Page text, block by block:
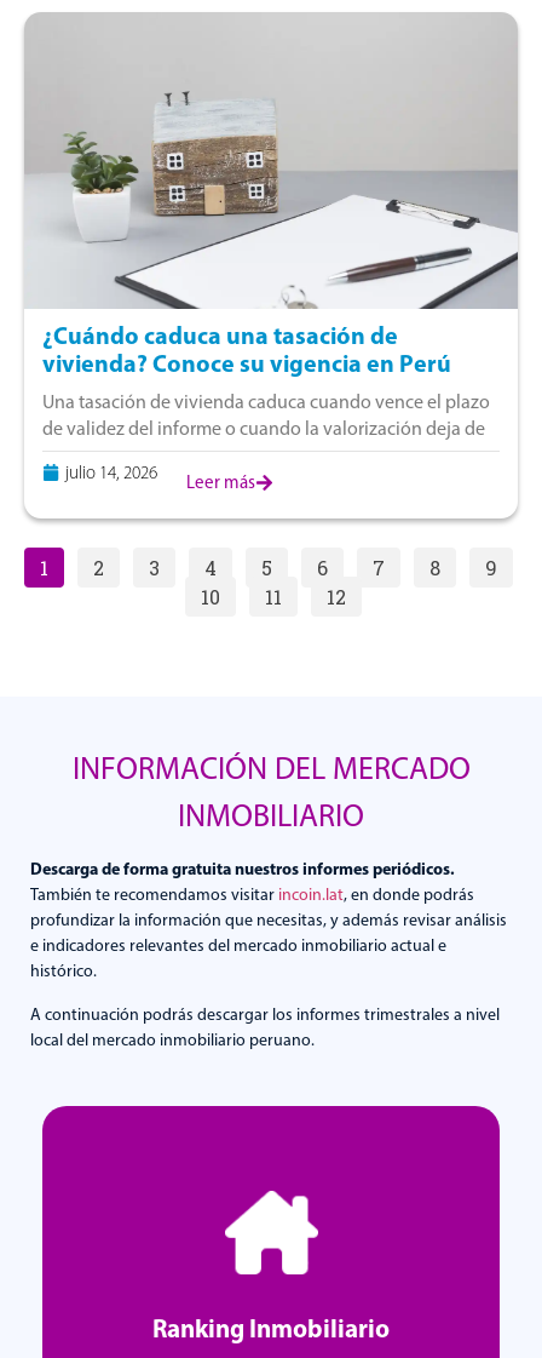
¿Cuándo caduca una tasación de
vivienda? Conoce su vigencia en Perú
Una tasación de vivienda caduca cuando vence el plazo
de validez del informe o cuando la valorización deja de
reflejar las condiciones actuales del mercado. La vigencia
depende del uso
julio 14, 2026 Leer más
1 2 3 4 5 6 7 8
9
10
11 12
INFORMACIÓN DEL MERCADO
INMOBILIARIO
Descarga de forma gratuita nuestros informes periódicos.
También te recomendamos visitar incoin.lat, en donde podrás
profundizar la información que necesitas, y además revisar análisis
e indicadores relevantes del mercado inmobiliario actual e
histórico.
A continuación podrás descargar los informes trimestrales a nivel
local del mercado inmobiliario peruano.
Ranking Inmobiliario